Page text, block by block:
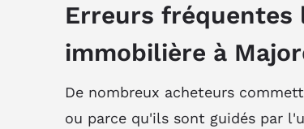
Erreurs fréquentes
immobilière à
De nombreux acheteurs
ou parce qu'ils sont guidés par